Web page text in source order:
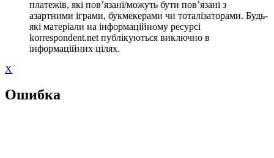
платежів, які пов’язані/можуть бути пов’язані з
азартними іграми, букмекерами чи тоталізаторами. Будь-
які матеріали на інформаційному ресурсі
korrespondent.net публікуються виключно в
інформаційних цілях.
X
Ошибка